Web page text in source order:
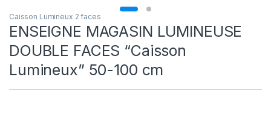
Caisson Lumineux 2 faces
ENSEIGNE MAGASIN LUMINEUSE
DOUBLE FACES “Caisson
Lumineux” 50-100 cm